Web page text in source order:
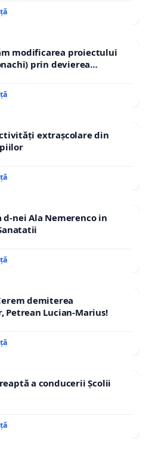
modificarea proiectului
prin devierea
extrașcolare din
nei Ala Nemerenco in
demiterea
Lucian-Marius!
a conducerii Școlii